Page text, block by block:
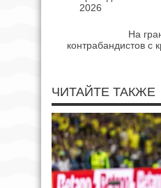
2026
На
контрабандистов с
ЧИТАЙТЕ ТАКЖЕ